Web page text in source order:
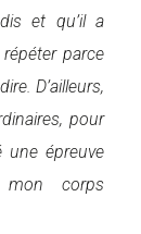
et qu’il a
parce
D’ailleurs,
pour
une épreuve
corps